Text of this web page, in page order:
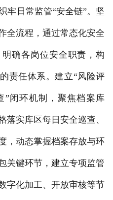
牢日常监管“安全链”。坚
全流程，通过常态化安全
确各岗位安全职责，构
责任体系。建立“风险评
闭环机制，聚焦档案库
落实库区每日安全巡查、
，动态掌握档案存放与环
关键环节，建立专项监管
字化加工、开放审核等节